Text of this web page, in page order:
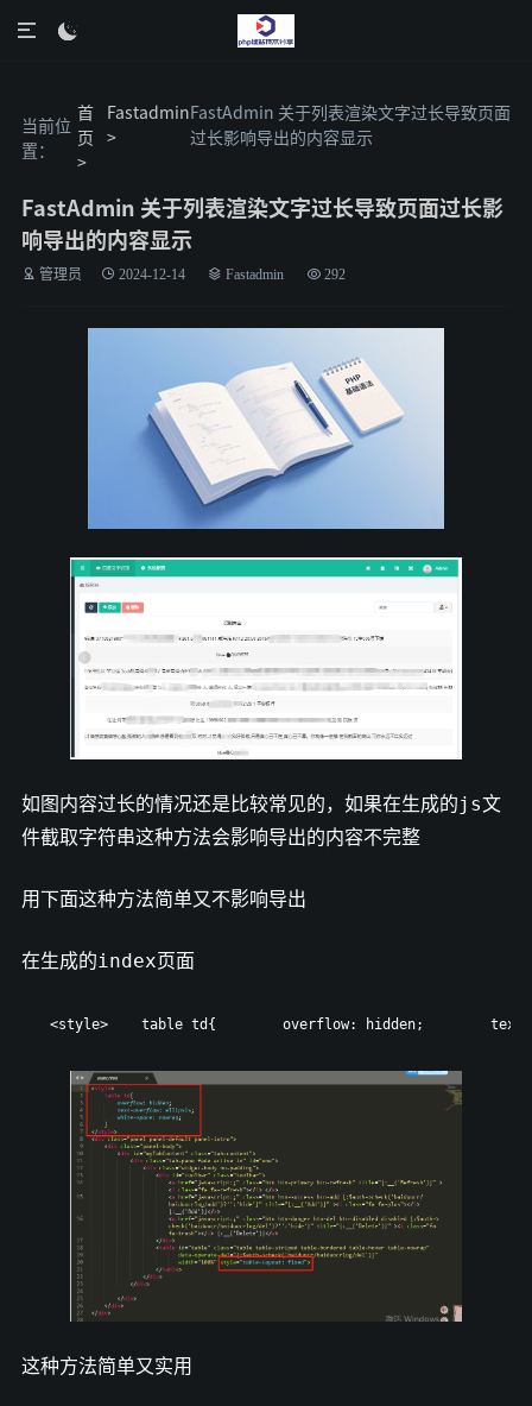

当前位
置：
首
页
>
Fastadmin
>
FastAdmin 关于列表渲染文字过长导致页面
过长影响导出的内容显示
FastAdmin 关于列表渲染文字过长导致页面过长影
响导出的内容显示
管理员 2024-12-14 Fastadmin 292
如图内容过长的情况还是比较常见的，如果在生成的js文
件截取字符串这种方法会影响导出的内容不完整
用下面这种方法简单又不影响导出
在生成的index页面
<style>    table td{        overflow: hidden;        text-
这种方法简单又实用